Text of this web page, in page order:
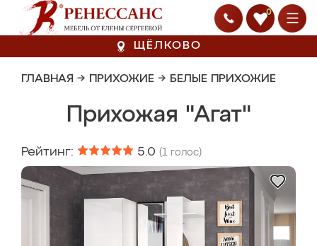
0
ЩЁЛКОВО
ГЛАВНАЯ → ПРИХОЖИЕ → БЕЛЫЕ ПРИХОЖИЕ
Прихожая "Агат"
Рейтинг: 5.0 (1 голос)